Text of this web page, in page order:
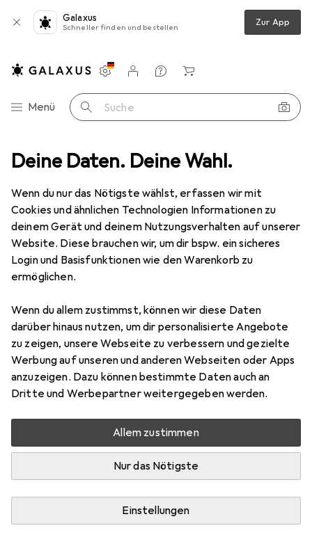
Deine Daten. Deine Wahl.
Wenn du nur das Nötigste wählst, erfassen wir mit
Cookies und ähnlichen Technologien Informationen zu
deinem Gerät und deinem Nutzungsverhalten auf unserer
Website. Diese brauchen wir, um dir bspw. ein sicheres
Login und Basisfunktionen wie den Warenkorb zu
ermöglichen.
Wenn du allem zustimmst, können wir diese Daten
darüber hinaus nutzen, um dir personalisierte Angebote
zu zeigen, unsere Webseite zu verbessern und gezielte
Werbung auf unseren und anderen Webseiten oder Apps
anzuzeigen. Dazu können bestimmte Daten auch an
Dritte und Werbepartner weitergegeben werden.
Allem zustimmen
Nur das Nötigste
Einstellungen
Galaxus
Schneller finden und bestellen Zur App
Navigation nach Kategorien
Menü Suche
Einstellungen
Kundenkonto
Vergleichslisten
Merklisten
Warenkorb
Innenbeleuchtung Tischlampe Relaxdays Antik Look
12 Bilder
RelaxdaysAntik Look
Preis in EUR inkl. MwSt.
EUR
60,29
Bewertungen Marke
Zwischen Mi, 19.8. und Di, 25.8. geliefert
Mehr als 10 Stück an Lager beim Lieferanten
Benachrichtigen, wenn schneller verfügbar